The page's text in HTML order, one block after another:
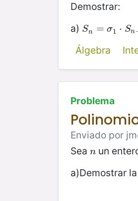
Demostrar:
a) Sn = σ1 ⋅ Sn
Sn =σ 1⋅S n −1
Álgebra
Problema
Enviado por
Sea n
n un
a)Demostrar